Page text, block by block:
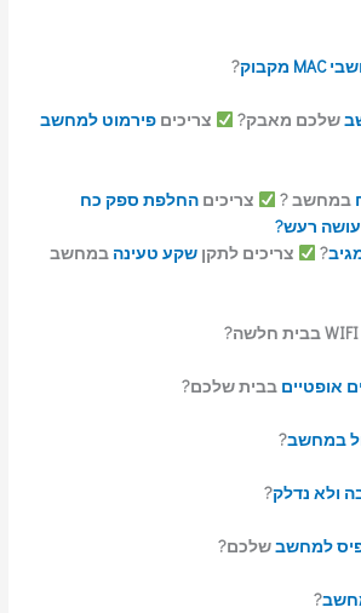
?
צריכיםפירמוט למחשב
צריכיםהחלפת ספק כח
לתקן שקע טעינהבמחשב
שלכם?